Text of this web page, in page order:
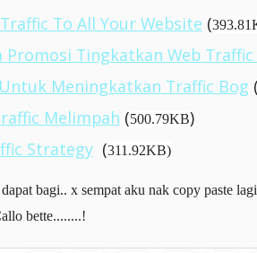
To All Your Website (
Promosi Tingkatkan Web Traffic
Meningkatkan Traffic Bog
Melimpah (500.79KB)
Strategy(311.92KB)
bagi.. x sempat aku nak copy paste
bette........!